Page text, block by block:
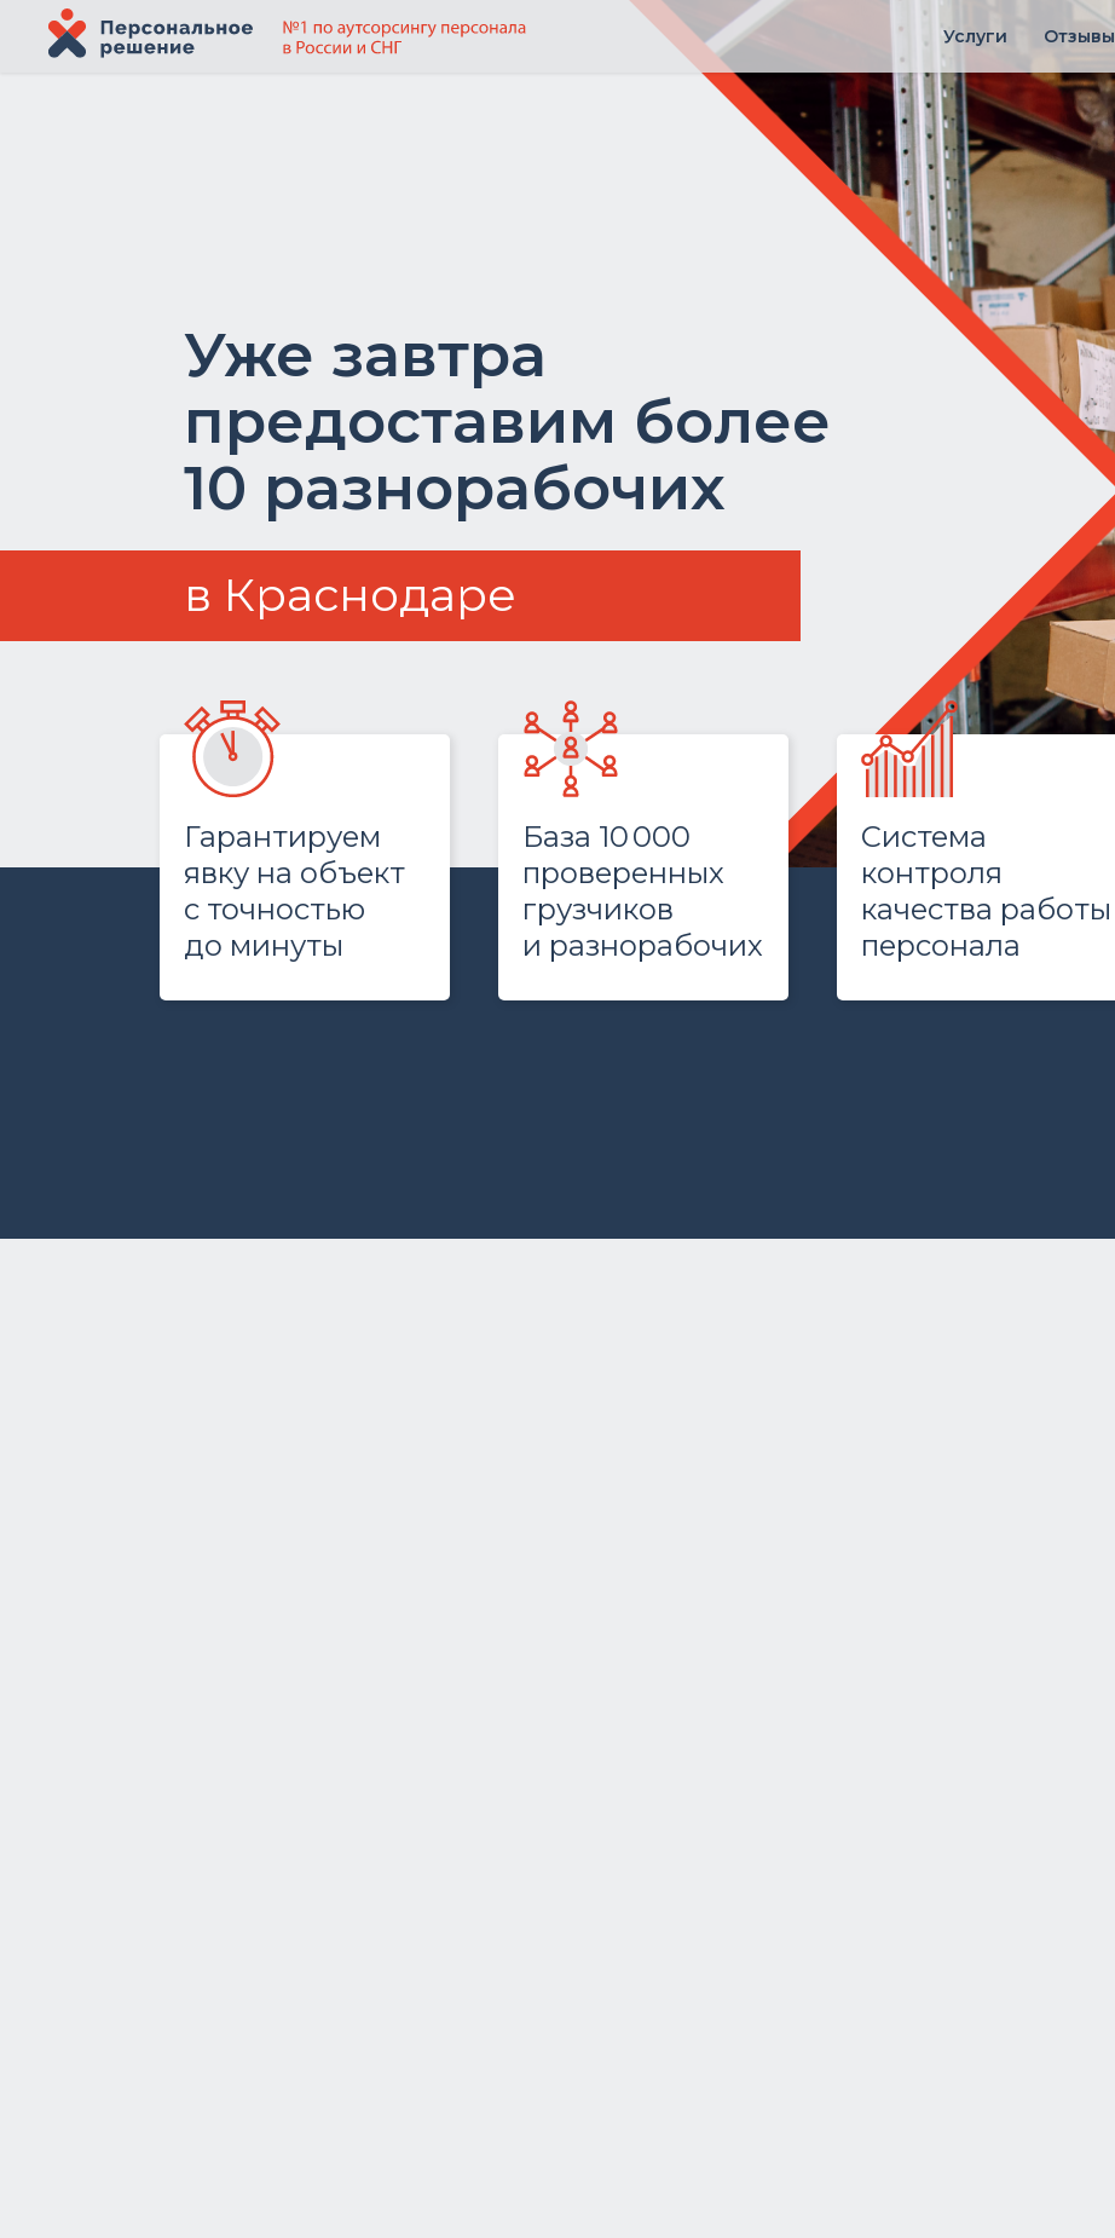
Услуги Отзывы
Уже завтра
предоставим более
10 разнорабочих
в Краснодаре
База 10 000
проверенных
грузчиков
и разнорабочих
Гарантируем
явку на объект
с точностью
до минуты
Система
контроля
качества работы
персонала